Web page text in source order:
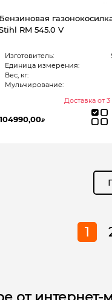
Бензиновая
RM 545.0 V
Изготовитель:
Единица измерения:
Вес, кг:
Мульчирование:
Доставка от
104990,00₽
1
от